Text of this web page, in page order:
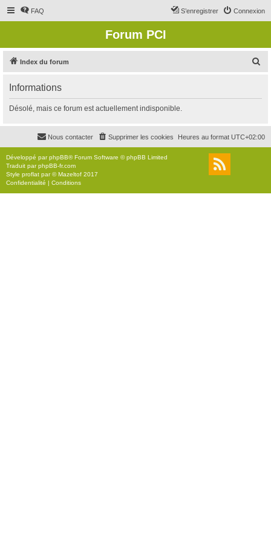
FAQ Connexion
S’enregistrer
Forum PCI
Index du forum
r
c
r
Informations
Désolé, mais ce forum est actuellement indisponible.
Heures au format UTC+02:00
Supprimer les cookies
Nous contacter
Développé parphpBB® Forum Software © phpBB Limited
Traduit parphpBB-fr.com
Style proflat par ©Mazeltof 2017
Confidentialité | Conditions